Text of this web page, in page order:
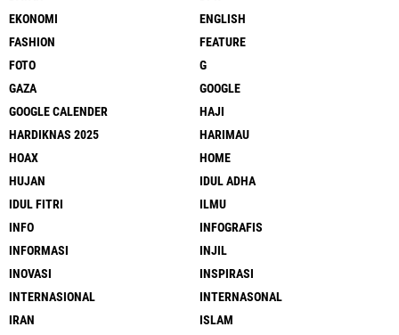
EKONOMI
ENGLISH
FASHION
FEATURE
FOTO
G
GAZA
GOOGLE
GOOGLE CALENDER
HAJI
HARDIKNAS 2025
HARIMAU
HOAX
HOME
HUJAN
IDUL ADHA
IDUL FITRI
ILMU
INFO
INFOGRAFIS
INFORMASI
INJIL
INOVASI
INSPIRASI
INTERNASIONAL
INTERNASONAL
IRAN
ISLAM